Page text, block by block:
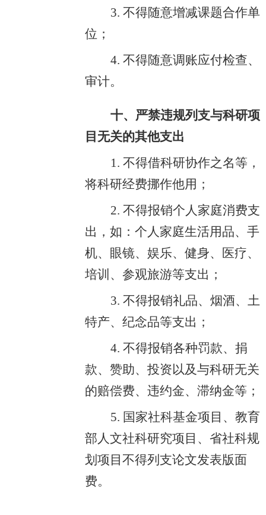
3. 不得随意增减课题合作单
位；
4. 不得随意调账应付检查、
审计。
十、严禁违规列支与科研项
目无关的其他支出
1. 不得借科研协作之名等，
将科研经费挪作他用；
2. 不得报销个人家庭消费支
出，如：个人家庭生活用品、手
机、眼镜、娱乐、健身、医疗、
培训、参观旅游等支出；
3. 不得报销礼品、烟酒、土
特产、纪念品等支出；
4. 不得报销各种罚款、捐
款、赞助、投资以及与科研无关
的赔偿费、违约金、滞纳金等；
5. 国家社科基金项目、教育
部人文社科研究项目、省社科规
划项目不得列支论文发表版面
费。